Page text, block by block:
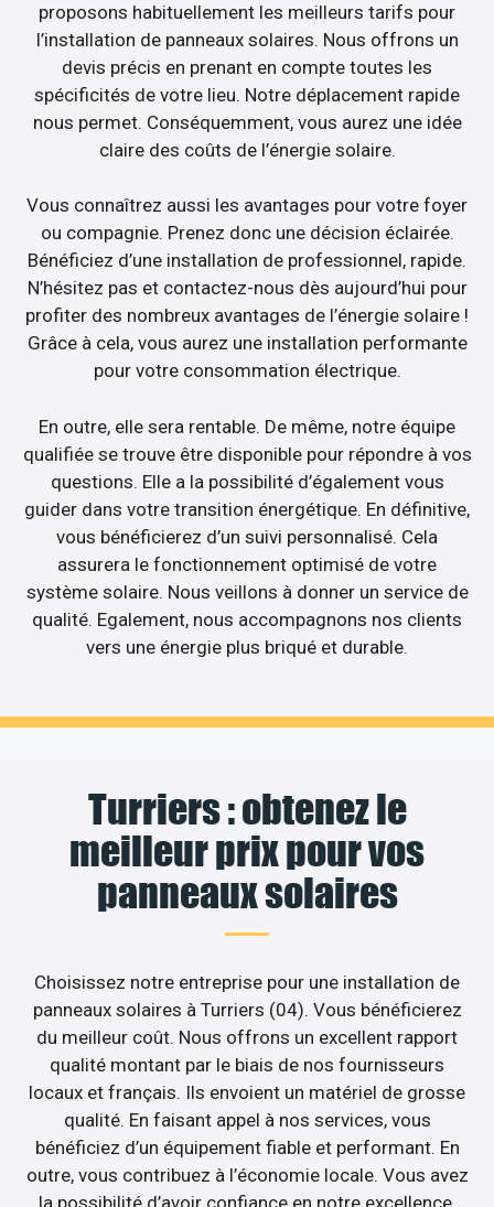
proposons habituellement les meilleurs tarifs pour
l’installation de panneaux solaires. Nous offrons un
devis précis en prenant en compte toutes les
spécificités de votre lieu. Notre déplacement rapide
nous permet. Conséquemment, vous aurez une idée
claire des coûts de l’énergie solaire.
Vous connaîtrez aussi les avantages pour votre foyer
ou compagnie. Prenez donc une décision éclairée.
Bénéficiez d’une installation de professionnel, rapide.
N’hésitez pas et contactez-nous dès aujourd’hui pour
profiter des nombreux avantages de l’énergie solaire !
Grâce à cela, vous aurez une installation performante
pour votre consommation électrique.
En outre, elle sera rentable. De même, notre équipe
qualifiée se trouve être disponible pour répondre à vos
questions. Elle a la possibilité d’également vous
guider dans votre transition énergétique. En définitive,
vous bénéficierez d’un suivi personnalisé. Cela
assurera le fonctionnement optimisé de votre
système solaire. Nous veillons à donner un service de
qualité. Egalement, nous accompagnons nos clients
vers une énergie plus briqué et durable.
Turriers : obtenez le
meilleur prix pour vos
panneaux solaires
Choisissez notre entreprise pour une installation de
panneaux solaires à Turriers (04). Vous bénéficierez
du meilleur coût. Nous offrons un excellent rapport
qualité montant par le biais de nos fournisseurs
locaux et français. Ils envoient un matériel de grosse
qualité. En faisant appel à nos services, vous
bénéficiez d’un équipement fiable et performant. En
outre, vous contribuez à l’économie locale. Vous avez